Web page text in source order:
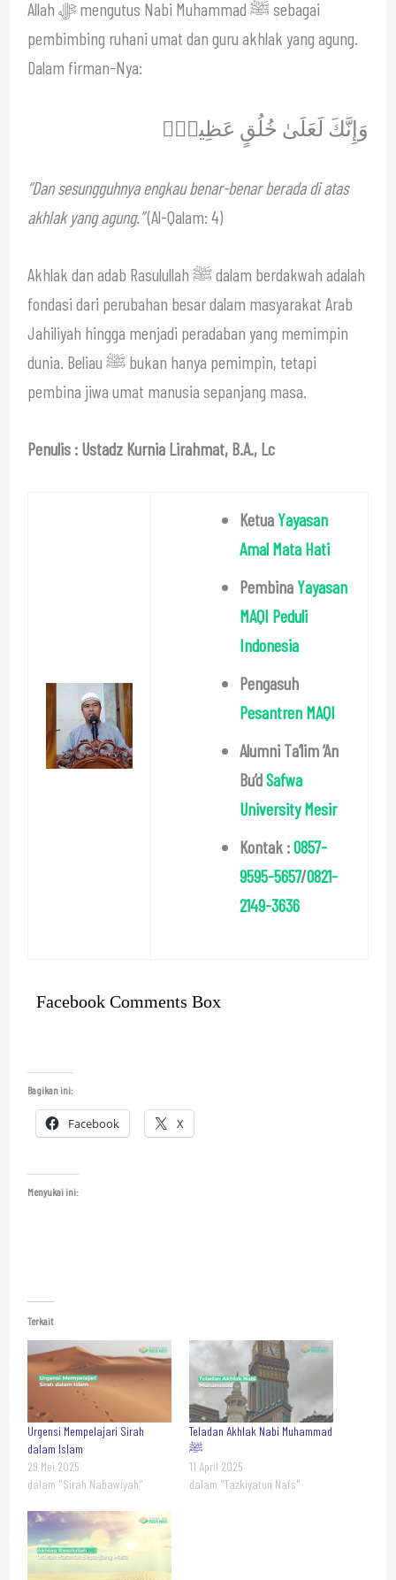
Allah ﷻ mengutus Nabi Muhammad ﷺ sebagai
pembimbing ruhani umat dan guru akhlak yang agung.
Dalam firman-Nya:
وَإِنَّكَ لَعَلَىٰ خُلُقٍ عَظِيمٍۢ
“Dan sesungguhnya engkau benar-benar berada di atas
akhlak yang agung.”(Al-Qalam: 4)
Akhlak dan adab Rasulullah ﷺ dalam berdakwah adalah
fondasi dari perubahan besar dalam masyarakat Arab
Jahiliyah hingga menjadi peradaban yang memimpin
dunia. Beliau ﷺ bukan hanya pemimpin, tetapi
pembina jiwa umat manusia sepanjang masa.
Penulis : Ustadz Kurnia Lirahmat, B.A., Lc
Ketua Yayasan
Amal Mata Hati
Pembina Yayasan
MAQI Peduli
Indonesia
Pengasuh
Pesantren MAQI
Alumni Ta’lim ‘An
Bu’dSafwa
University Mesir
Kontak :0857-
9595-5657/0821-
2149-3636
Facebook Comments Box
Bagikan ini:
Facebook X
Menyukai ini:
Terkait
Urgensi Mempelajari Sirah
dalam Islam
29 Mei 2025
dalam "Sirah Nabawiyah"
Teladan Akhlak Nabi Muhammad
ﷺ
11 April 2025
dalam "Tazkiyatun Nafs"